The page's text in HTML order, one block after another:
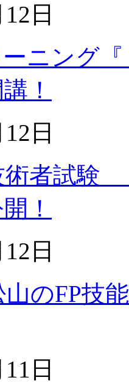
日
ニング
！
日
術者試験
！
日
山のFP
日